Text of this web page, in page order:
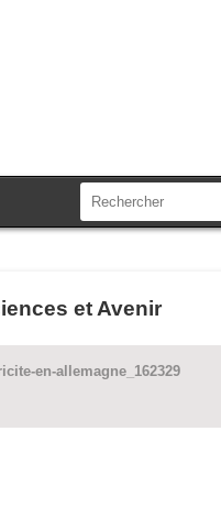
et Avenir
en-allemagne_162329